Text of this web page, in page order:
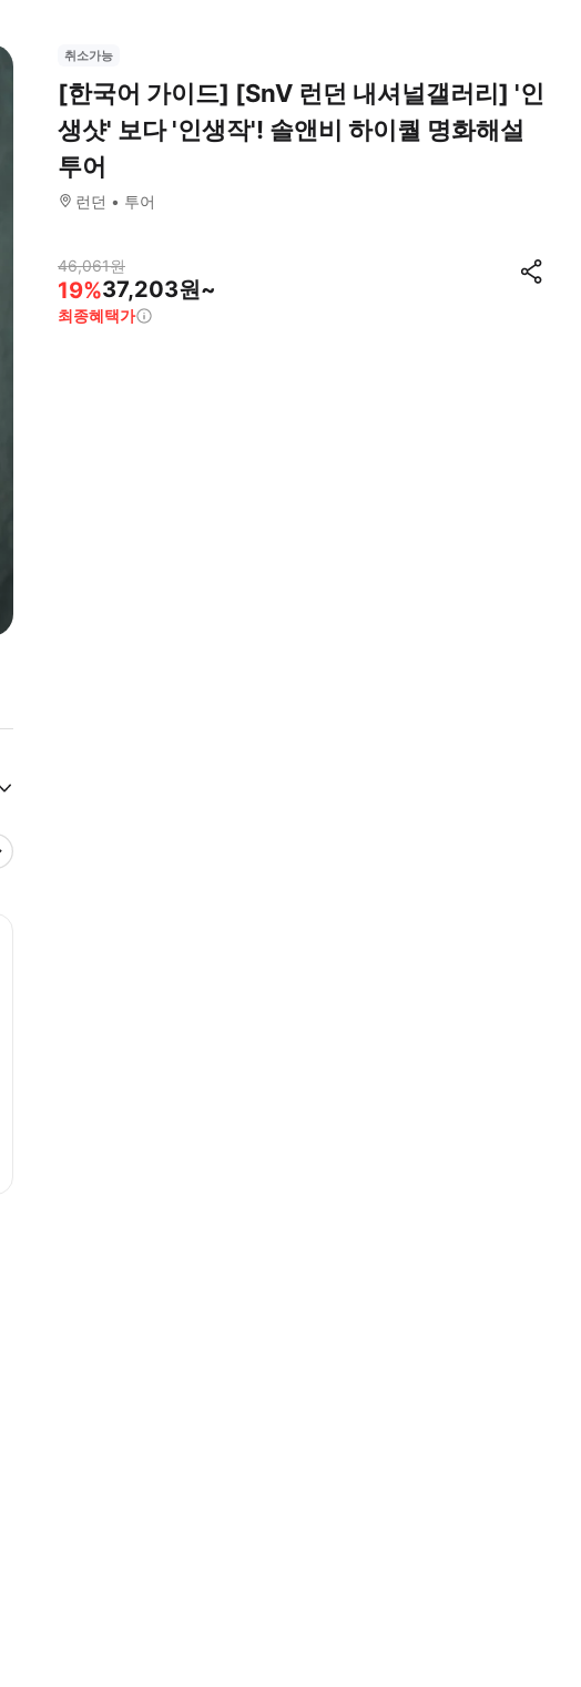
취소가능
[한국어 가이드] [SnV 런던 내셔널갤러리] '인
생샷' 보다 '인생작'! 솔앤비 하이퀄 명화해설
투어
런던 투어
46,061원
19%37,203원~
최종혜택가